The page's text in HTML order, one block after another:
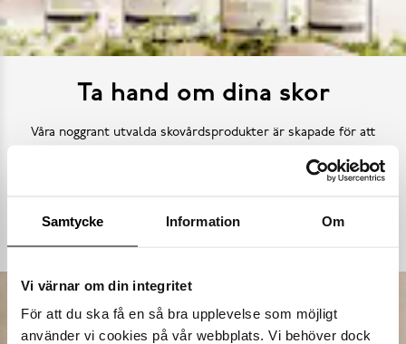
Samtycke Information Om
Vi värnar om din integritet
För att du ska få en så bra upplevelse som möjligt
använder vi cookies på vår webbplats. Vi behöver dock
Ta hand om dina skor
Våra noggrant utvalda skovårdsprodukter är skapade för att
deras ursprungliga skönhet. Från rengöring och återfuktning till